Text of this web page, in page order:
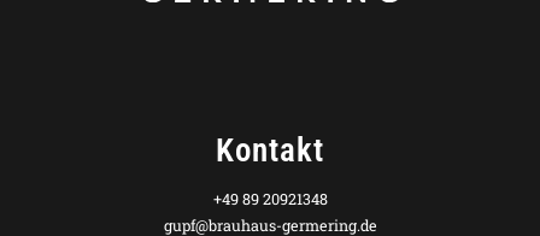
Kontakt
+49 89 20921348
gupf@brauhaus-germering.de